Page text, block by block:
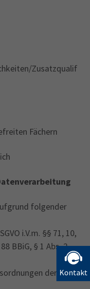
Kontakt
Zusatzqualif
Fächern
folgender
i.V.m. §§ 71, 10,
BBiG, § 1 Abs. 2
der IHK.